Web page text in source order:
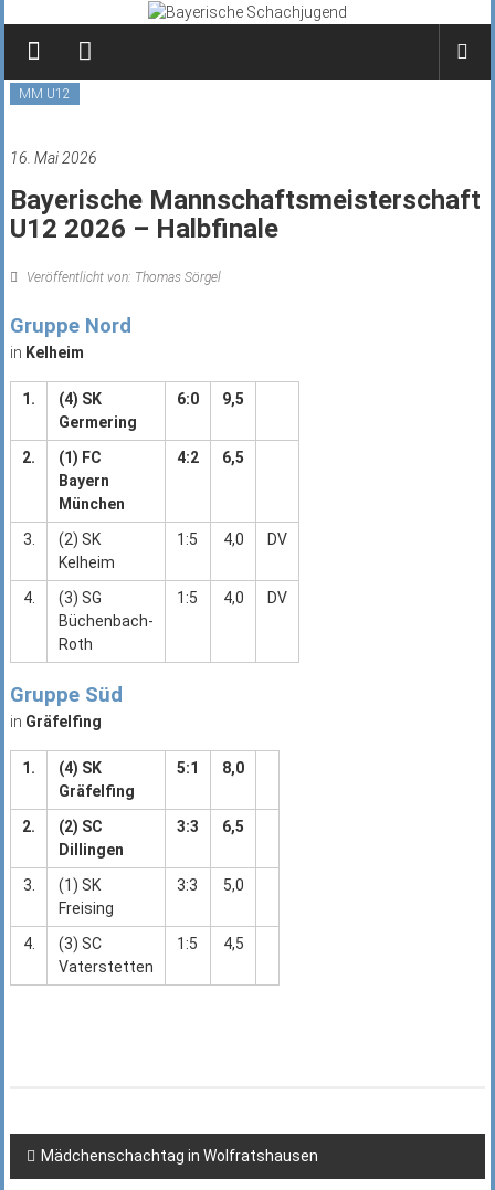
springen
MM U12
16. Mai 2026
Bayerische Mannschaftsmeisterschaft
U12 2026 – Halbfinale
Veröffentlicht von: Thomas Sörgel
Gruppe Nord
in Kelheim
1.
(4) SK
Germering
6:0 9,5
2.
(1) FC
Bayern
München
4:2 6,5
3.
(2) SK
Kelheim
1:5 4,0 DV
4.
(3) SG
Büchenbach-
Roth
1:5 4,0 DV
Gruppe Süd
in Gräfelfing
1.
(4) SK
Gräfelfing
5:1 8,0
2.
(2) SC
Dillingen
3:3 6,5
3.
(1) SK
Freising
3:3 5,0
4.
(3) SC
Vaterstetten
1:5 4,5
Beitragsnavigation
Mädchenschachtag in Wolfratshausen